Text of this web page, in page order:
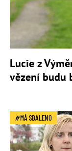
Lucie z
vězení budu
MÁ SBALENO